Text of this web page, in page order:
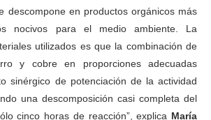
descompone en productos orgánicos más
nocivos para el medio ambiente. La
utilizados es que la combinación de
y cobre en proporciones adecuadas
sinérgico de potenciación de la actividad
una descomposición casi completa del
cinco horas de reacción”, explica María